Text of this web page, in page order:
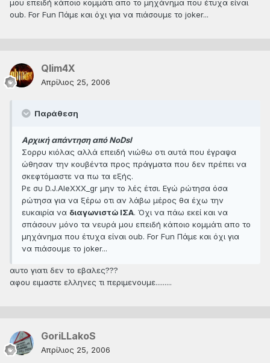
μου επειδή κάποιο κομμάτι απο το μηχάνημα που έτυχα είναι
oub. For Fun Πάμε και όχι για να πιάσουμε το joker...
Qlim4X
Απρίλιος 25, 2006
Παράθεση
Αρχική απάντηση από NoDsl
Σορρυ κιόλας αλλά επειδή νιώθω οτι αυτά που έγραψα
ώθησαν την κουβέντα προς πράγματα που δεν πρέπει να
σκεφτόμαστε να πω τα εξής.
Ρε συ D.J.AleXXX_gr μην το λές έτσι. Εγώ ρώτησα όσα
ρώτησα για να ξέρω οτι αν λάβω μέρος θα έχω την
ευκαιρία να διαγωνιστώ ΙΣΑ. Όχι να πάω εκεί και να
σπάσουν μόνο τα νευρά μου επειδή κάποιο κομμάτι απο το
μηχάνημα που έτυχα είναι oub. For Fun Πάμε και όχι για
να πιάσουμε το joker...
αυτο γιατι δεν το εβαλες???
αφου ειμαστε ελληνες τι περιμενουμε.........
GoriLLakoS
Απρίλιος 25, 2006